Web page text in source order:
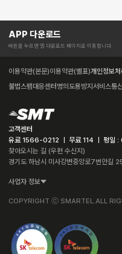
APP 다운로드
버튼을 누르면 앱 다운로드 페이지로 이동합니다.
이용약관(본문)이용약관(별표)개인정보처
불법스팸대응센터 명의도용방지서비스통
고객센터
유료 1566-0212 ㅣ 무료 114 ㅣ 평일
찾아오시는 길 (우편 수신지)
경기도 하남시 미사강변중앙로7번안길
사업자 정보
COPYRIGHT ⓒ SMARTEL.ALL